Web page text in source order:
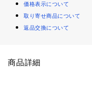
価格表示について
取り寄せ商品について
返品交換について
商品詳細